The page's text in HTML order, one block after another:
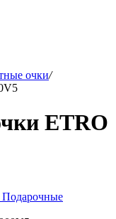
очки/
ETRO
Подарочные